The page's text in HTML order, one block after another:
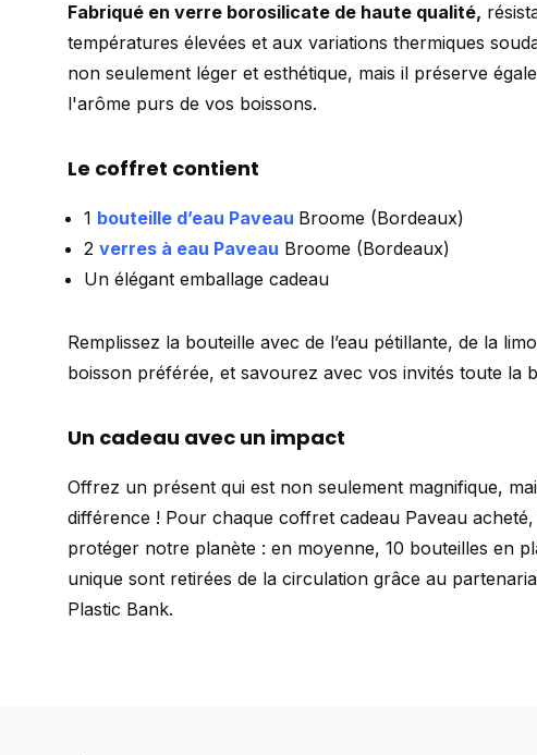
Fabriqué en verre borosilicate de haute qualité,
températures élevées et aux variations thermiques
non seulement léger et esthétique, mais il préserve
l'arôme purs de vos boissons.
Le coffret contient
1 bouteille d’eau Paveau Broome (Bordeaux)
2 verres à eau Paveau Broome (Bordeaux)
Un élégant emballage cadeau
Remplissez la bouteille avec de l’eau pétillante, de la
boisson préférée, et savourez avec vos invités toute la
Un cadeau avec un impact
Offrez un présent qui est non seulement magnifique,
différence ! Pour chaque coffret cadeau Paveau
protéger notre planète : en moyenne, 10 bouteilles en
unique sont retirées de la circulation grâce au
Plastic Bank.